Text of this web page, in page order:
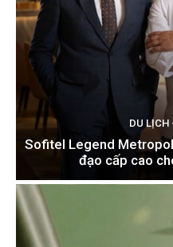
DU LỊCH
Sofitel Legend
đạo cấp cao